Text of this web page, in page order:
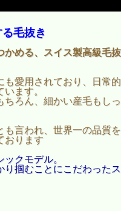
毛抜き
かめる、スイス製高級毛抜
も愛用されており、日常的
ます。
ちろん、細かい産毛もしっ
も言われ、世界一の品質を
おります
クモデル。
掴むことにこだわったス